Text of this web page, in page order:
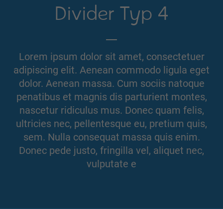
Divider Typ 4
Lorem ipsum dolor sit amet, consectetuer
adipiscing elit. Aenean commodo ligula eget
dolor. Aenean massa. Cum sociis natoque
penatibus et magnis dis parturient montes,
nascetur ridiculus mus. Donec quam felis,
ultricies nec, pellentesque eu, pretium quis,
sem. Nulla consequat massa quis enim.
Donec pede justo, fringilla vel, aliquet nec,
vulputate e